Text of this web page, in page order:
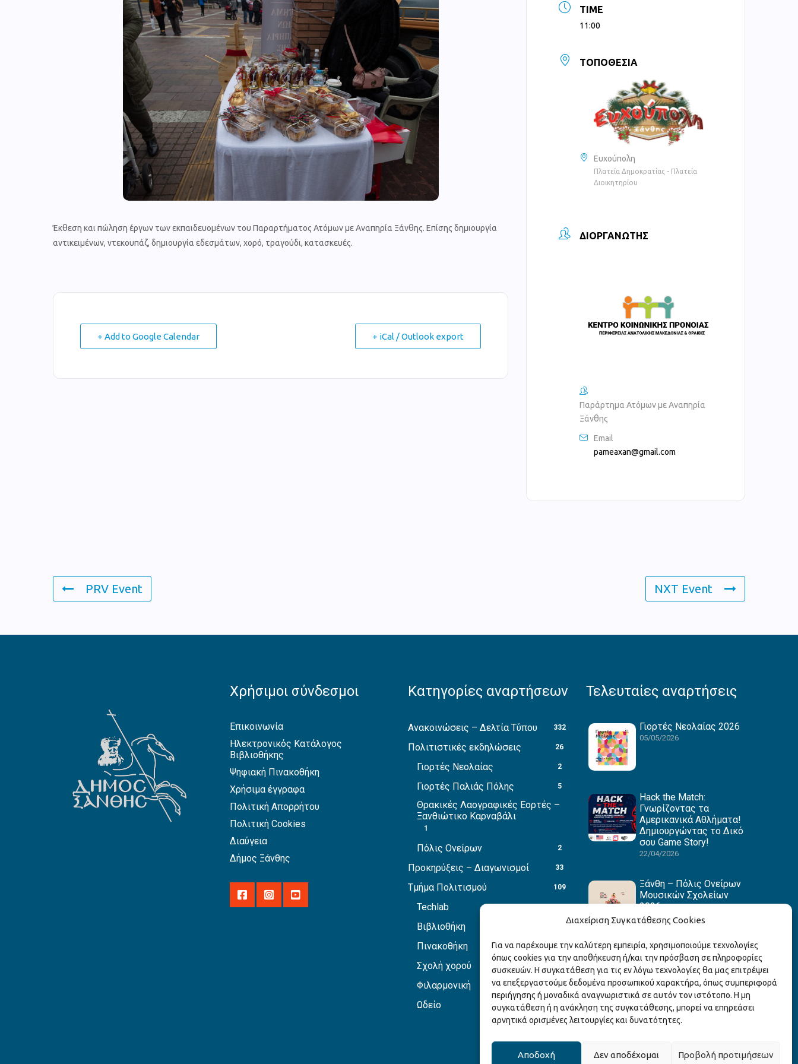
Διαχείριση Συγκατάθεσης Cookies
Για να παρέχουμε την καλύτερη εμπειρία, χρησιμοποιούμε τεχνολογίες
όπως cookies για την αποθήκευση ή/και την πρόσβαση σε πληροφορίες
συσκευών. Η συγκατάθεση για τις εν λόγω τεχνολογίες θα μας επιτρέψει
να επεξεργαστούμε δεδομένα προσωπικού χαρακτήρα, όπως συμπεριφορά
περιήγησης ή μοναδικά αναγνωριστικά σε αυτόν τον ιστότοπο. Η μη
συγκατάθεση ή η ανάκληση της συγκατάθεσης, μπορεί να επηρεάσει
αρνητικά ορισμένες λειτουργίες και δυνατότητες.
Αποδοχή Δεν αποδέχομαι Προβολή προτιμήσεων
Έκθεση και πώληση έργων των εκπαιδευομένων του Παραρτήματος Ατόμων με Αναπηρία Ξάνθης. Επίσης δημιουργία
αντικειμένων, ντεκουπάζ, δημιουργία εδεσμάτων, χορό, τραγούδι, κατασκευές.
+ Add to Google Calendar + iCal / Outlook export
TIME
11:00
ΤΟΠΟΘΕΣΊΑ
Ευχούπολη
Πλατεία Δημοκρατίας - Πλατεία
Διοικητηρίου
ΔΙΟΡΓΑΝΩΤΉΣ
Παράρτημα Ατόμων με Αναπηρία
Ξάνθης
Email
pameaxan@gmail.com
PRV Event NXT Event
Χρήσιμοι σύνδεσμοι
Επικοινωνία
Ηλεκτρονικός Κατάλογος
Βιβλιοθήκης
Ψηφιακή Πινακοθήκη
Χρήσιμα έγγραφα
Πολιτική Απορρήτου
Πολιτική Cookies
Διαύγεια
Δήμος Ξάνθης
Κατηγορίες αναρτήσεων
Ανακοινώσεις – Δελτία Τύπου 332
Πολιτιστικές εκδηλώσεις 26
Γιορτές Νεολαίας 2
Γιορτές Παλιάς Πόλης 5
Θρακικές Λαογραφικές Εορτές –
Ξανθιώτικο Καρναβάλι
1
Πόλις Ονείρων 2
Προκηρύξεις – Διαγωνισμοί 33
Τμήμα Πολιτισμού 109
Techlab
Βιβλιοθήκη
Πινακοθήκη 1
Σχολή χορού
Φιλαρμονική 1
Ωδείο 3
Τελευταίες αναρτήσεις
Γιορτές Νεολαίας 2026
05/05/2026
Hack the Match:
Γνωρίζοντας τα
Αμερικανικά Αθλήματα!
Δημιουργώντας το Δικό
σου Game Story!
22/04/2026
Ξάνθη – Πόλις Ονείρων
Μουσικών Σχολείων
2026
15/04/2026